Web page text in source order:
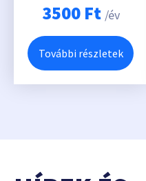
3500 Ft /év
További részletek